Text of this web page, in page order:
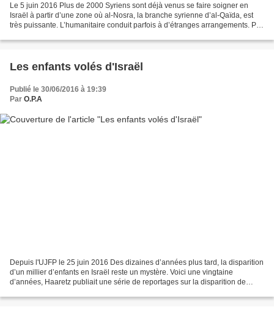
Le 5 juin 2016 Plus de 2000 Syriens sont déjà venus se faire soigner en
Israël à partir d’une zone où al-Nosra, la branche syrienne d’al-Qaïda, est
très puissante. L’humanitaire conduit parfois à d’étranges arrangements. Par
Les enfants volés d'Israël
Publié le 30/06/2016 à 19:39
Par O.P.A
Depuis l'UJFP le 25 juin 2016 Des dizaines d’années plus tard, la disparition
d’un millier d’enfants en Israël reste un mystère. Voici une vingtaine
d’années, Haaretz publiait une série de reportages sur la disparition de